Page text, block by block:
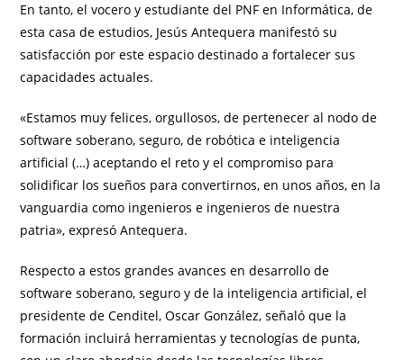
En tanto, el vocero y estudiante del PNF en Informática, de
esta casa de estudios, Jesús Antequera manifestó su
satisfacción por este espacio destinado a fortalecer sus
capacidades actuales.
«Estamos muy felices, orgullosos, de pertenecer al nodo de
software soberano, seguro, de robótica e inteligencia
artificial (…) aceptando el reto y el compromiso para
solidificar los sueños para convertirnos, en unos años, en la
vanguardia como ingenieros e ingenieros de nuestra
patria», expresó Antequera.
Respecto a estos grandes avances en desarrollo de
software soberano, seguro y de la inteligencia artificial, el
presidente de Cenditel, Oscar González, señaló que la
formación incluirá herramientas y tecnologías de punta,